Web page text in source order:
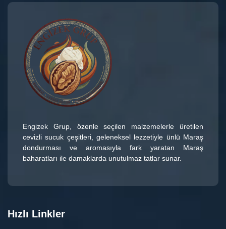
Engizek Grup, özenle seçilen malzemelerle üretilen
cevizli sucuk çeşitleri, geleneksel lezzetiyle ünlü Maraş
dondurması ve aromasıyla fark yaratan Maraş
baharatları ile damaklarda unutulmaz tatlar sunar.
Hızlı Linkler